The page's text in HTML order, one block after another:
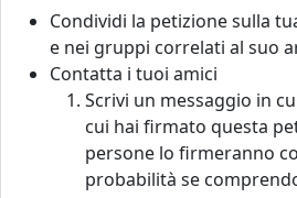
Condividi la petizione sulla
e nei gruppi correlati al suo
Contatta i tuoi amici
Scrivi un messaggio in
cui hai firmato questa
persone lo firmeranno
probabilità se